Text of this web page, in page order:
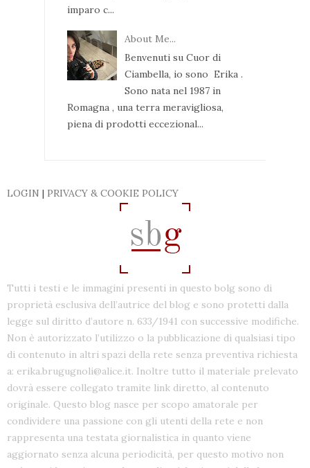
imparo c...
About Me...
Benvenuti su Cuor di
Ciambella, io sono Erika .
Sono nata nel 1987 in
Romagna , una terra meravigliosa,
piena di prodotti eccezional...
LOGIN | PRIVACY & COOKIE POLICY
Tutti i testi e le immagini presenti in questo bolg sono di
proprietà esclusiva dell’autrice del blog e sono protetti dalla
legge sul diritto d’autore n. 633/1941 con successive modifiche.
Non è autorizzato l’utilizzo o la pubblicazione di qualsiasi tipo
di contenuto in altri spazi della rete senza preventiva richiesta
a: erika.brugugnoli@alice.it. Inoltre tutto il materiale prelevato
dovrà essere collegato tramite link diretto, al contenuto
originale. Questo blog nasce per scopo amatorale per
condividere una passione con gli utenti della rete e non
rappresenta una testata giornalistica in quanto viene
aggiornato senza alcuna periodicità, per questo motivo non